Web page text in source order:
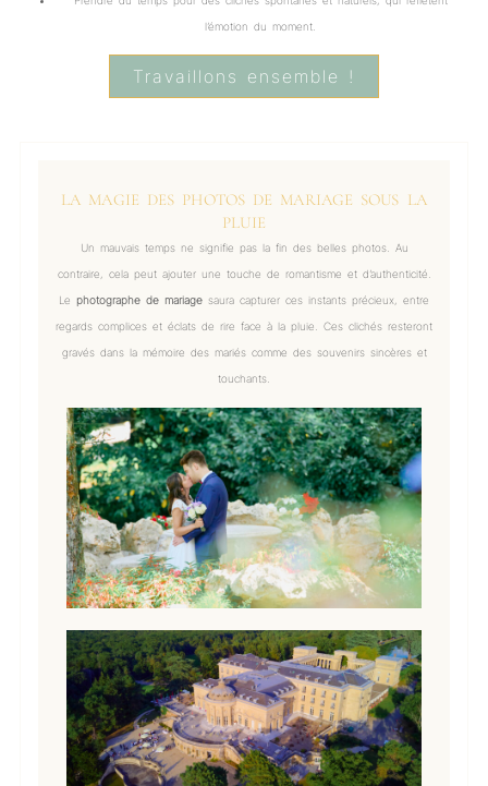
l’émotion du moment.
Travaillons ensemble !
LA MAGIE DES PHOTOS DE MARIAGE SOUS LA
PLUIE
Un mauvais temps ne signifie pas la fin des belles photos. Au
contraire, cela peut ajouter une touche de romantisme et d’authenticité.
Le photographe de mariage saura capturer ces instants précieux, entre
regards complices et éclats de rire face à la pluie. Ces clichés resteront
gravés dans la mémoire des mariés comme des souvenirs sincères et
touchants.